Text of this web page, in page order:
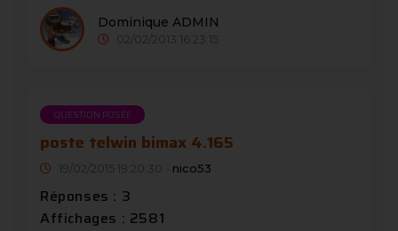
Dominique ADMIN
02/02/2013 16:23:15
QUESTION POSÉE
poste telwin bimax 4.165
19/02/2015 19:20:30 - nico53
Réponses : 3
Affichages : 2581